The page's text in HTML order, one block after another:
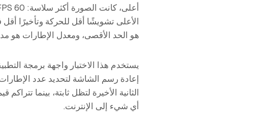
هو الحد الأقصى، ومعدل الإطارات هو
إعادة رسم الشاشة لتحديد عدد
الثانية الأخيرة لتظل ثابتة، بينما
أي شيء إلى الإنترنت.